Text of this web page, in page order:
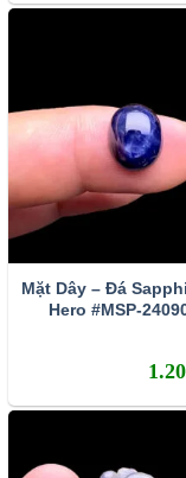
vững trên thế giới
Đá Sapphire là một
người. Viên đá
giá trị. Vậy nên bất
riêng cho mình món
Mặt Dây – Đá
Hero #MSP-